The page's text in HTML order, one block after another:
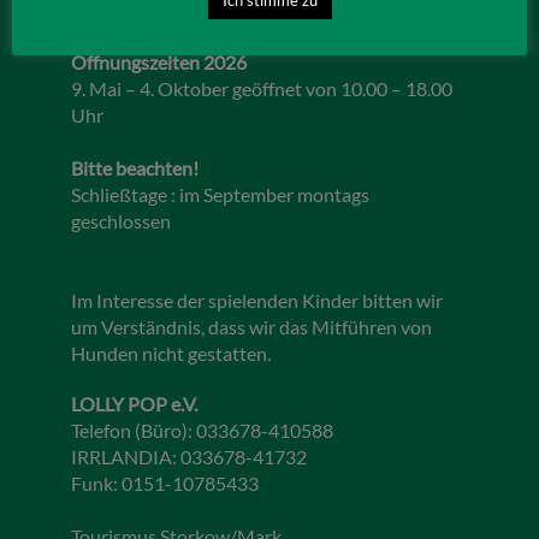
Öffnungszeiten 2026
9. Mai – 4. Oktober geöffnet von 10.00 – 18.00
Uhr
Bitte beachten!
Schließtage : im September montags
geschlossen
Im Interesse der spielenden Kinder bitten wir
um Verständnis, dass wir das Mitführen von
Hunden nicht gestatten.
LOLLY POP e.V.
Telefon (Büro): 033678-410588
IRRLANDIA: 033678-41732
Funk: 0151-10785433